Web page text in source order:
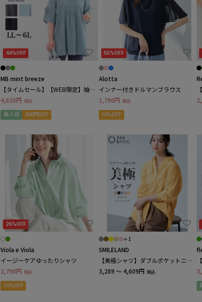
パーティドレス
ナースウェア
事務服・制服
スポーツウェア・フィットネス
シーズンアイテム
シューズ
バッグ
ファッション雑貨
レイングッズ
マタニティ
eur3 / エウルキューブ
etre pret / エトレ・プレ
ーズ
G
GeeRA / ジーラ
GOLDJAPAN / ゴールドジャパン
GEVS / ジェイヴィス
INDIVI / インディヴィ
J
44%OFF
MB mint breeze
【タイムセール】【WEB限定】袖シ
ャーリング スリーブ チュニックブラ
ウス LL/3L/4L/5L MB mint breezeミ
ントブリーズ
4,620円 税込
再入荷 500円OFF
55%OFF
Alotta
インナー付きドルマンブラウス
1,790円 税込
10%OFF
26%OFF
Viola e Viola
イージーケアゆったりシャツ
2,790円 税込
10%OFF
＋1
SMILELAND
【美極シャツ】ダブルポケットニュ
ーノーマルシャツ 大きいサイズ
3,289 ～ 4,609円 税込